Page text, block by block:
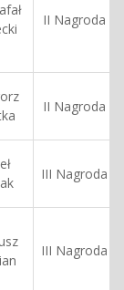
II Nagroda
II Nagroda
III Nagroda
III Nagroda